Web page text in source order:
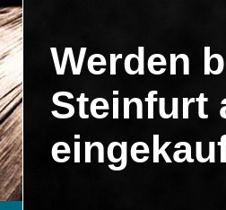
Werden
Steinfurt